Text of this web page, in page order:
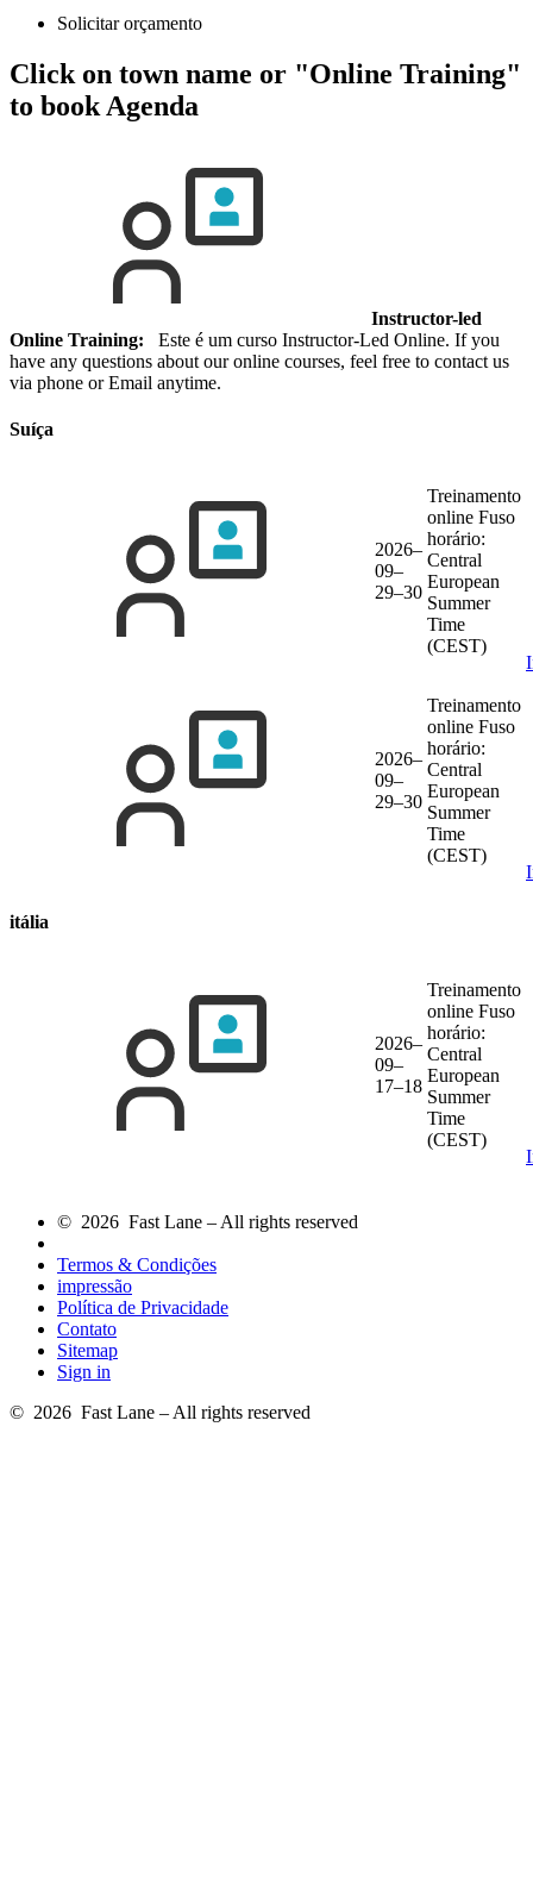
Solicitar orçamento
Click on town name or "Online Training"
to book Agenda
Instructor-led
Online Training: Este é um curso Instructor-Led Online. If you
have any questions about our online courses, feel free to contact us
via phone or Email anytime.
Suíça
2026–
09–
29–30
Treinamento
online Fuso
horário:
Central
European
Summer
Time
(CEST)
2026–
09–
29–30
Treinamento
online Fuso
horário:
Central
European
Summer
Time
(CEST)
itália
2026–
09–
17–18
Treinamento
online Fuso
horário:
Central
European
Summer
Time
(CEST)
© 2026 Fast Lane – All rights reserved
Termos & Condições
impressão
Política de Privacidade
Contato
Sitemap
Sign in
© 2026 Fast Lane – All rights reserved